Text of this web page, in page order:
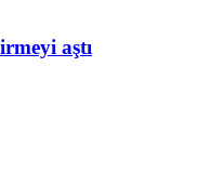
aştı